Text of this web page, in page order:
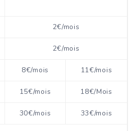
2€/mois
2€/mois
8€/mois 11€/mois
15€/mois 18€/Mois
30€/mois 33€/mois